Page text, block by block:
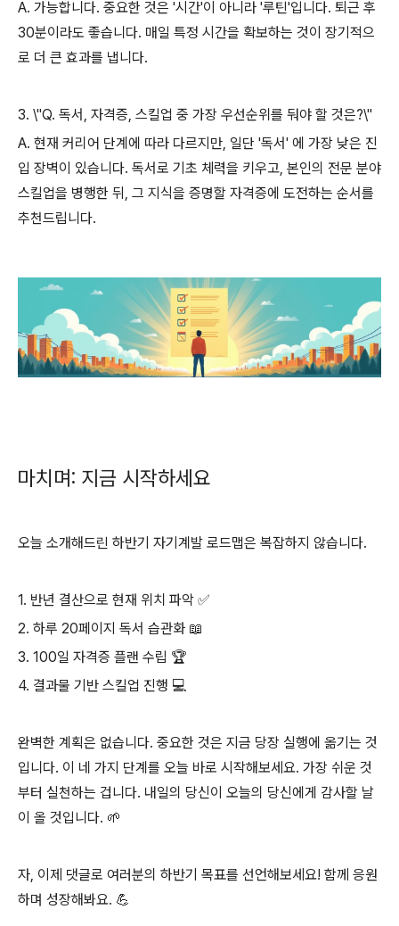
A. 가능합니다. 중요한 것은 '시간'이 아니라 '루틴'입니다. 퇴근 후
30분이라도 좋습니다. 매일 특정 시간을 확보하는 것이 장기적으
로 더 큰 효과를 냅니다.
3. \"Q. 독서, 자격증, 스킬업 중 가장 우선순위를 둬야 할 것은?\"
A. 현재 커리어 단계에 따라 다르지만, 일단 '독서' 에 가장 낮은 진
입 장벽이 있습니다. 독서로 기초 체력을 키우고, 본인의 전문 분야
스킬업을 병행한 뒤, 그 지식을 증명할 자격증에 도전하는 순서를
추천드립니다.
마치며: 지금 시작하세요
오늘 소개해드린 하반기 자기계발 로드맵은 복잡하지 않습니다.
1. 반년 결산으로 현재 위치 파악 ✅
2. 하루 20페이지 독서 습관화 📖
3. 100일 자격증 플랜 수립 🏆
4. 결과물 기반 스킬업 진행 💻
완벽한 계획은 없습니다. 중요한 것은 지금 당장 실행에 옮기는 것
입니다. 이 네 가지 단계를 오늘 바로 시작해보세요. 가장 쉬운 것
부터 실천하는 겁니다. 내일의 당신이 오늘의 당신에게 감사할 날
이 올 것입니다. 🌱
자, 이제 댓글로 여러분의 하반기 목표를 선언해보세요! 함께 응원
하며 성장해봐요. 💪